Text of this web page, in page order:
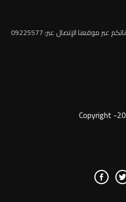
عبر موقعنا الإتصال عبر: 09225577
Copyright -